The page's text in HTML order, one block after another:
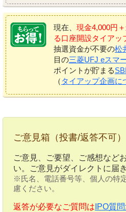
現在、 現金4,000円
る口座開設タイアッ
抽選資金が不要の松
目の三菱UFJ eスマ
ポイントが貯まる
（ タイアップ企画に
ご意見箱（投書/返答不可）
ご意見、ご要望、ご感想など
い。ご意見がダイレクトに届き
※氏名、電話番号等、個人の特
慮ください。
返答が必要なご質問は IPO質